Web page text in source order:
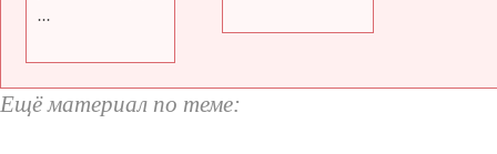
...
Ещё материал по теме: